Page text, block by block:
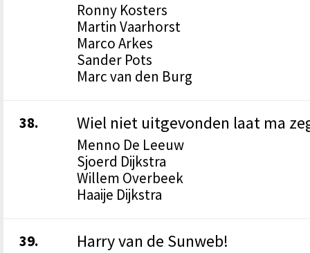
Ronny Kosters
Martin Vaarhorst
Marco Arkes
Sander Pots
Marc van den Burg
38. Wiel niet uitgevonden laat ma
Menno De Leeuw
Sjoerd Dijkstra
Willem Overbeek
Haaije Dijkstra
39. Harry van de Sunweb!